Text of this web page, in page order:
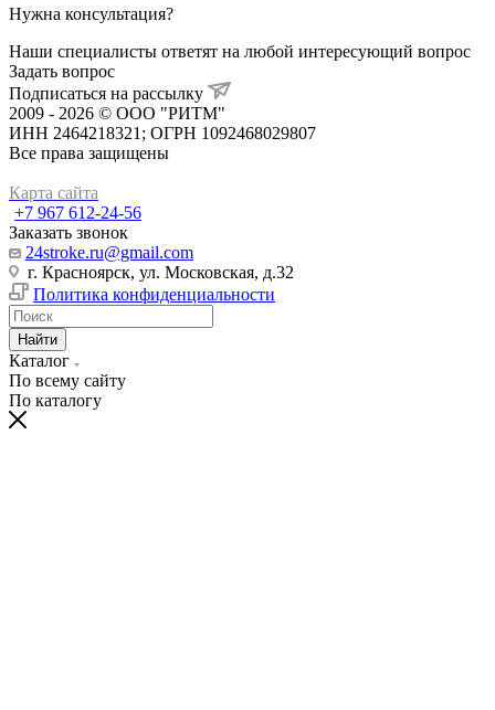
Нужна консультация?
Наши специалисты ответят на любой интересующий вопрос
Задать вопрос
Подписаться на рассылку
2009 - 2026 © ООО "РИТМ"
ИНН 2464218321; ОГРН 1092468029807
Все права защищены
Карта сайта
+7 967 612-24-56
Заказать звонок
24stroke.ru@gmail.com
г. Красноярск, ул. Московская, д.32
Политика конфиденциальности
Найти
Каталог
По всему сайту
По каталогу